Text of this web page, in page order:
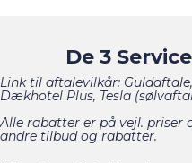
De 3
Link til aftalevilkår: Guldaftale,
Dækhotel Plus, Tesla
Alle rabatter er på vejl. priser
andre tilbud og rabatter.